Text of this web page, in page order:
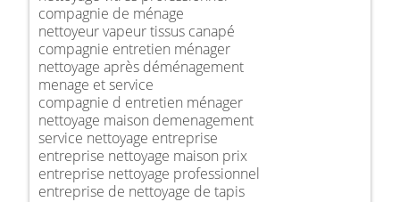
compagnie de ménage
nettoyeur vapeur tissus canapé
compagnie entretien ménager
nettoyage après déménagement
menage et service
compagnie d entretien ménager
nettoyage maison demenagement
service nettoyage entreprise
entreprise nettoyage maison prix
entreprise nettoyage professionnel
entreprise de nettoyage de tapis